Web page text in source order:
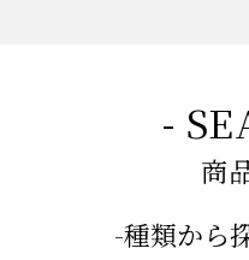
-
商
-種類から